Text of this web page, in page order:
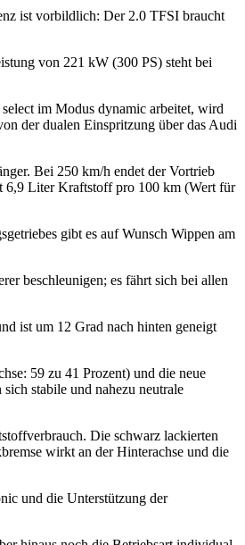
ist vorbildlich: Der 2.0 TFSI braucht
von 221 kW (300 PS) steht bei
im Modus dynamic arbeitet, wird
der dualen Einspritzung über das Audi
Bei 250 km/h endet der Vortrieb
6,9 Liter Kraftstoff pro 100 km (Wert für
gibt es auf Wunsch Wippen am
beschleunigen; es fährt sich bei allen
ist um 12 Grad nach hinten geneigt
59 zu 41 Prozent) und die neue
stabile und nahezu neutrale
Die schwarz lackierten
wirkt an der Hinterachse und die
und die Unterstützung der